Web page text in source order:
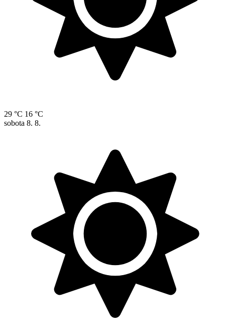
29 °C 16 °C
sobota 8. 8.